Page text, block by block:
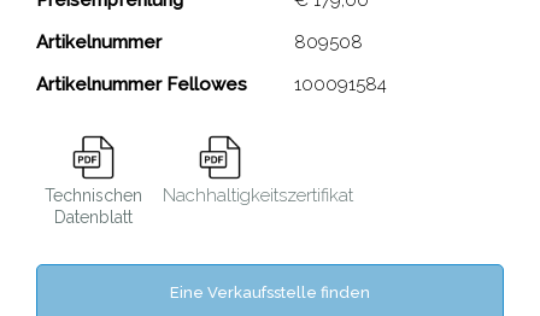
Artikelnummer
809508
Artikelnummer Fellowes
100091584
Technischen
Datenblatt
Nachhaltigkeitszertifikat
Eine Verkaufsstelle finden